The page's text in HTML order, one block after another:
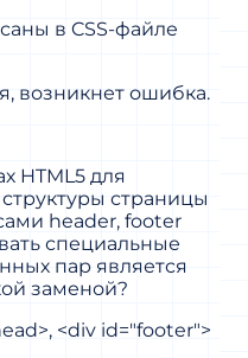
в CSS-файле
возникнет ошибка.
HTML5 для
страницы
header, footer
специальные
пар является
заменой?
<div id="footer">